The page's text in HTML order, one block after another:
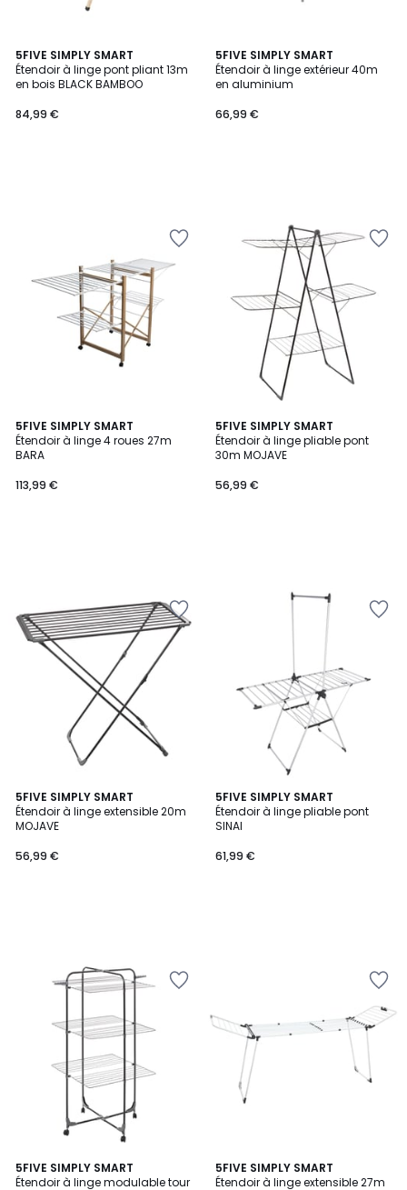
5FIVE SIMPLY SMART
Étendoir à linge pont pliant 13m
en bois BLACK BAMBOO
84,99 €
5FIVE SIMPLY SMART
Étendoir à linge extérieur 40m
en aluminium
66,99 €
5FIVE SIMPLY SMART
Étendoir à linge 4 roues 27m
BARA
113,99 €
5FIVE SIMPLY SMART
Étendoir à linge pliable pont
30m MOJAVE
56,99 €
5FIVE SIMPLY SMART
Étendoir à linge extensible 20m
MOJAVE
56,99 €
5FIVE SIMPLY SMART
Étendoir à linge pliable pont
SINAI
61,99 €
5FIVE SIMPLY SMART
Étendoir à linge modulable tour
3
/
5FIVE SIMPLY SMART
Étendoir à linge extensible 27m